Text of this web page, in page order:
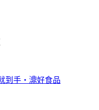
到手‧濎好食品